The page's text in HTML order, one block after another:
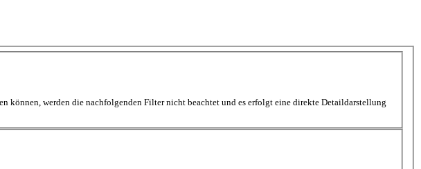
können, werden die nachfolgenden Filter nicht beachtet und es erfolgt eine direkte Detaildarstellung